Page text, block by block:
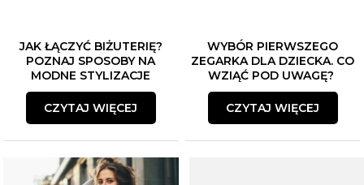
JAK ŁĄCZYĆ BIŻUTERIĘ?
POZNAJ SPOSOBY NA
MODNE STYLIZACJE
CZYTAJ WIĘCEJ
WYBÓR PIERWSZEGO
ZEGARKA DLA DZIECKA. CO
WZIĄĆ POD UWAGĘ?
CZYTAJ WIĘCEJ